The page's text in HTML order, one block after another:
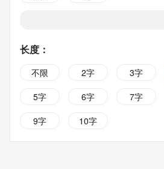
长度 ：
不限 2字 3字
5字
6字 7字
9字
10字